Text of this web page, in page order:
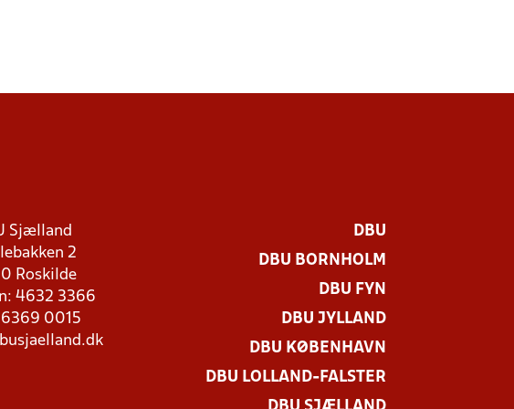
Sjælland
2
Roskilde
4632 3366
6369 0015
DBU
DBU BORNHOLM
DBU FYN
DBU JYLLAND
DBU KØBENHAVN
DBU LOLLAND-FALSTER